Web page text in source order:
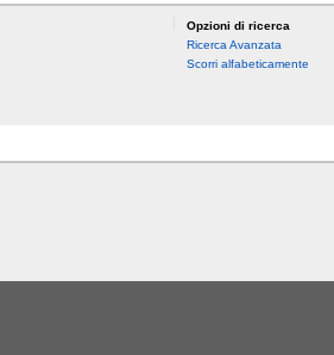
Opzioni di ricerca
Ricerca Avanzata
Scorri alfabeticamente